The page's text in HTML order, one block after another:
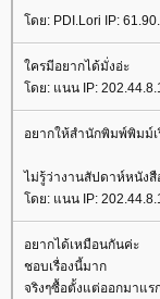
ดย: PDI.Lori IP:
ครมีอยากได้มั่งอ่ะ
ดย: แนน IP:
อยากให้สำนักพิมพ์พิมม์เ
ไม่รู้ว่างานสัปดาห์หนังสื
ดย: แนน IP:
อยากได้เหมือนกันค่ะ
ชอบเรื่องนี้มาก
จริงๆซื้อตั้งแต่ออกมาแร